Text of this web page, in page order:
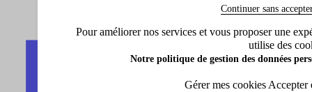
Continuer sans
Pour améliorer nos services et vous proposer une
utilise des
Notre politique de gestion des données
Gérer mes cookies Accepter